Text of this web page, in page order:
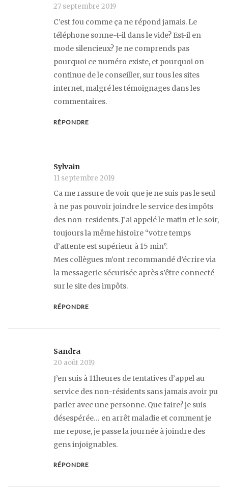
27 septembre 2019
C’est fou comme ça ne répond jamais. Le
téléphone sonne-t-il dans le vide? Est-il en
mode silencieux? Je ne comprends pas
pourquoi ce numéro existe, et pourquoi on
continue de le conseiller, sur tous les sites
internet, malgré les témoignages dans les
commentaires.
RÉPONDRE
Sylvain
11 septembre 2019
Ca me rassure de voir que je ne suis pas le seul
à ne pas pouvoir joindre le service des impôts
des non-residents. J’ai appelé le matin et le soir,
toujours la même histoire “votre temps
d’attente est supérieur à 15 min”.
Mes collègues m’ont recommandé d’écrire via
la messagerie sécurisée après s’être connecté
sur le site des impôts.
RÉPONDRE
Sandra
20 août 2019
J’en suis à 11heures de tentatives d’appel au
service des non-résidents sans jamais avoir pu
parler avec une personne. Que faire? je suis
désespérée… en arrêt maladie et comment je
me repose, je passe la journée à joindre des
gens injoignables.
RÉPONDRE